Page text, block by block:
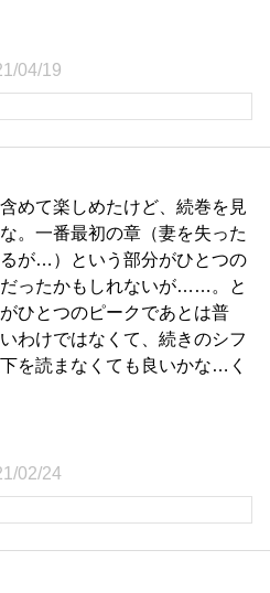
04/19
楽しめたけど、続巻を見
。一番最初の章（妻を失った
が…）という部分がひとつの
ったかもしれないが……。と
ひとつのピークであとは普
わけではなくて、続きのシフ
を読まなくても良いかな…く
02/24